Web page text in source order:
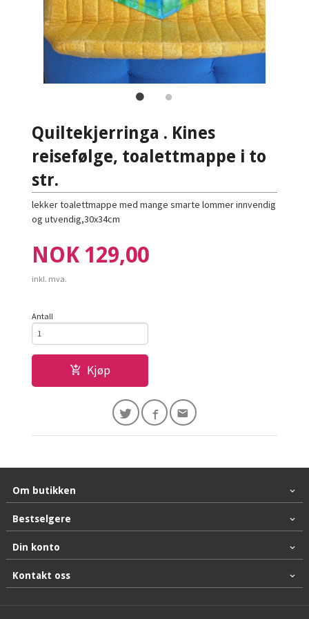
Quiltekjerringa . Kines
reisefølge, toalettmappe i to
str.
lekker toalettmappe med mange smarte lommer innvendig
og utvendig,30x34cm
Pris
NOK 129,00
inkl. mva.
Antall
Kjøp
Om butikken
Bestselgere
Din konto
Kontakt oss